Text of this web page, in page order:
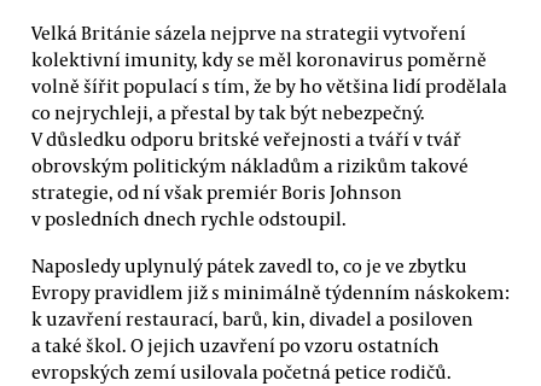
Velká Británie sázela nejprve na strategii vytvoření
kolektivní imunity, kdy se měl koronavirus poměrně
volně šířit populací s tím, že by ho většina lidí prodělala
co nejrychleji, a přestal by tak být nebezpečný.
V důsledku odporu britské veřejnosti a tváří v tvář
obrovským politickým nákladům a rizikům takové
strategie, od ní však premiér Boris Johnson
v posledních dnech rychle odstoupil.
Naposledy uplynulý pátek zavedl to, co je ve zbytku
Evropy pravidlem již s minimálně týdenním náskokem:
k uzavření restaurací, barů, kin, divadel a posiloven
a také škol. O jejich uzavření po vzoru ostatních
evropských zemí usilovala početná petice rodičů.